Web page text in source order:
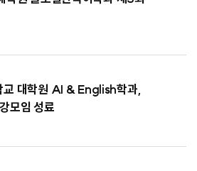
교 대학원 AI & English학과,
모임 성료